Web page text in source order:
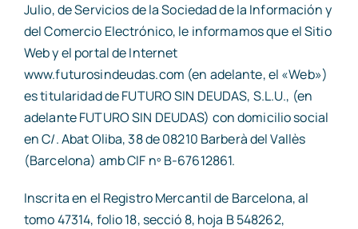
Consulta gratuita
Julio, de Servicios de la Sociedad de la Información y
del Comercio Electrónico, le informamos que el Sitio
Web y el portal de Internet
www.futurosindeudas.com (en adelante, el «Web»)
es titularidad de FUTURO SIN DEUDAS, S.L.U., (en
adelante FUTURO SIN DEUDAS) con domicilio social
en C/. Abat Oliba, 38 de 08210 Barberà del Vallès
(Barcelona) amb CIF nº B-67612861.
Inscrita en el Registro Mercantil de Barcelona, al
tomo 47314, folio 18, secció 8, hoja B 548262,